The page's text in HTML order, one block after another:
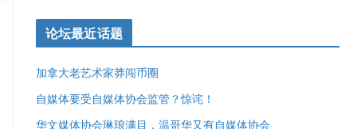
论坛最近话题
加拿大老艺术家莽闯币圈
自媒体要受自媒体协会监管？惊诧！
华文媒体协会琳琅满目，温哥华又有自媒体协会